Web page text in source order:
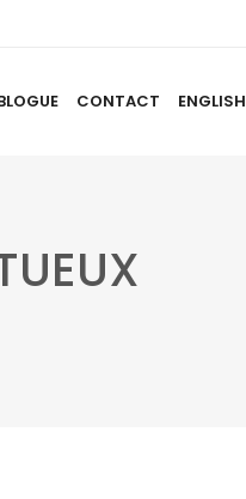
CONTACT ENGLISH